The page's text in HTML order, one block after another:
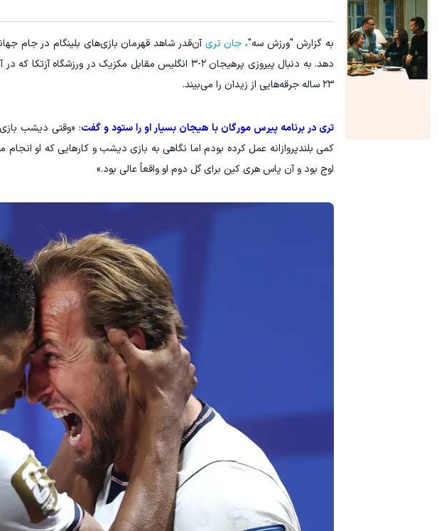
به گزارش "ورزش سه"، جان تریآن‌قدر شاهد قهرمان‌ بازی‌های بلینگام در جام
دهد. به دنبال پیروزی پرهیجان ۲-۳ انگلیس مقابل مکزیک در
۲۳ ساله جرقه‌هایی از زیدان را می‌بیند.
تری در برنامه پیرس مورگان با هیجان بسیار او را ستود و گفت: «وقتی دیشب بازی
کمی بلندپروازانه عمل کرده بودم اما نگاهی به بازی دیشب و کارهایی که او
اوج بود و آن پاس هری کین برای گل دوم او واقعاً عالی بود.»